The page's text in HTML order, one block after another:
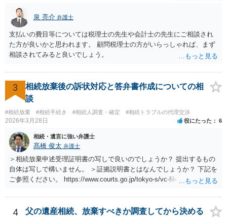
泉 亮介 弁護士
支払いの費目等については税理士の先生や会計士の先生にご相談され
た方が良いかと思われます。 顧問税理士の方がいらっしゃれば、まず
相談されてみると良いでしょう。
3
相続放棄後の訴状対応と答弁書作成についての相
談
#相続放棄 #相続手続き #相続人調査・確定 #相続トラブルの代理交渉
2026年3月28日 役にたった 6
相続・遺言に強い弁護士
髙橋 俊太 弁護士
＞相続放棄申述受理証明書の写しで良いのでしょうか？ 提出するもの
自体は写しで構いません。 ＞証拠説明書とはなんでしょうか？ 下記を
ご参照ください。 https://www.courts.go.jp/tokyo-s/vc-files/tokyo-s/file/
4
父の遺産相続、放棄すべきか調査してから決める